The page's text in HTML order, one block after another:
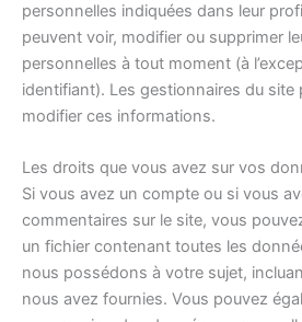
personnelles indiquées dans leur
peuvent voir, modifier ou supprimer
personnelles à tout moment (à
identifiant). Les gestionnaires du site
modifier ces informations.
Les droits que vous avez sur vos
Si vous avez un compte ou si vous
commentaires sur le site, vous
un fichier contenant toutes les
nous possédons à votre sujet,
nous avez fournies. Vous pouvez